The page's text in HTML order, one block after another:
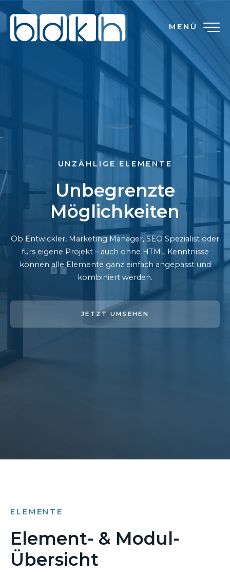
MENÜ
UNZÄHLIGE ELEMENTE
Unbegrenzte
Möglichkeiten
Ob Entwickler, Marketing Manager, SEO Spezialist oder
fürs eigene Projekt – auch ohne HTML Kenntnisse
können alle Elemente ganz einfach angepasst und
kombiniert werden.
JETZT UMSEHEN
ELEMENTE
Element- & Modul-
Übersicht